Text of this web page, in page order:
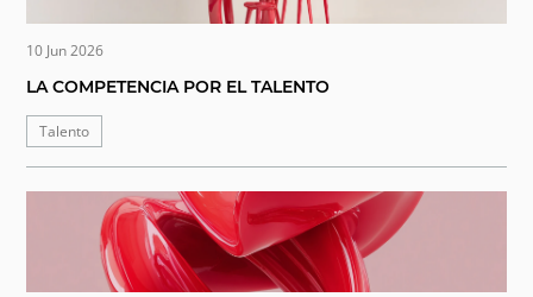
10 Jun 2026
LA COMPETENCIA POR EL TALENTO
Talento